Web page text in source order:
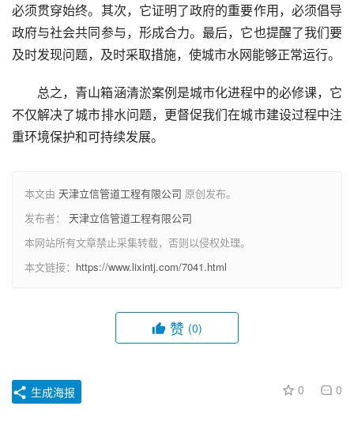
必须贯穿始终。其次，它证明了政府的重要作用，必须倡导
政府与社会共同参与，形成合力。最后，它也提醒了我们要
及时发现问题，及时采取措施，使城市水网能够正常运行。
总之，青山箱涵清淤案例是城市化进程中的必修课，它
不仅解决了城市排水问题，更督促我们在城市建设过程中注
重环境保护和可持续发展。
本文由 天津立信管道工程有限公司 原创发布。
发布者： 天津立信管道工程有限公司
本网站所有文章禁止采集转载，否则以侵权处理。
本文链接： https://www.lixintj.com/7041.html
赞 (0)
0 0
生成海报